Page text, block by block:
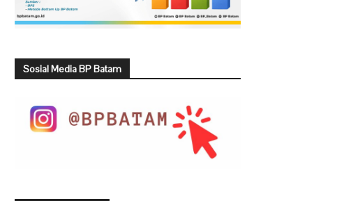
Sosial Media BP Batam